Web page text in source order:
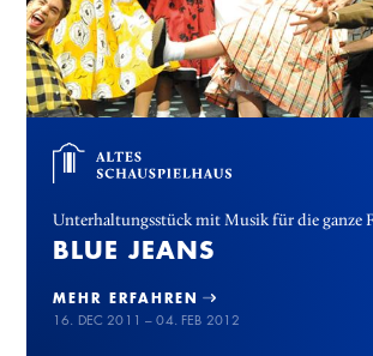
Unterhaltungsstück mit Musik für die ganze
BLUE JEANS
MEHR ERFAHREN
16. DEC 2011 – 04. FEB 2012